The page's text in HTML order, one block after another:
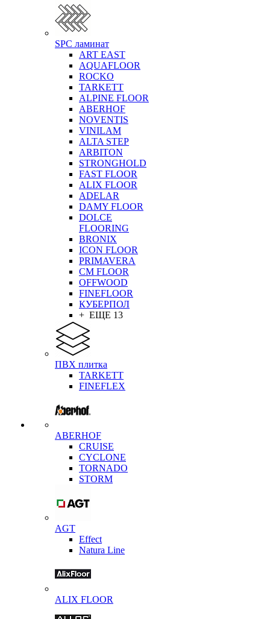
SPC ламинат
ART EAST
AQUAFLOOR
ROCKO
TARKETT
ALPINE FLOOR
ABERHOF
NOVENTIS
VINILAM
ALTA STEP
ARBITON
STRONGHOLD
FAST FLOOR
ALIX FLOOR
ADELAR
DAMY FLOOR
DOLCE
FLOORING
BRONIX
ICON FLOOR
PRIMAVERA
CM FLOOR
OFFWOOD
FINEFLOOR
КУБЕРПОЛ
+ ЕЩЕ 13
ПВХ плитка
TARKETT
FINEFLEX
ABERHOF
CRUISE
CYCLONE
TORNADO
STORM
AGT
Effect
Natura Line
ALIX FLOOR